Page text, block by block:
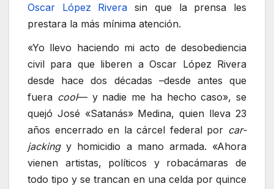
Oscar López Rivera sin que la prensa les
prestara la más mínima atención.
«Yo llevo haciendo mi acto de desobediencia
civil para que liberen a Oscar López Rivera
desde hace dos décadas –desde antes que
fuera cool— y nadie me ha hecho caso», se
quejó José «Satanás» Medina, quien lleva 23
años encerrado en la cárcel federal por car-
jackingy homicidio a mano armada. «Ahora
vienen artistas, políticos y robacámaras de
todo tipo y se trancan en una celda por quince